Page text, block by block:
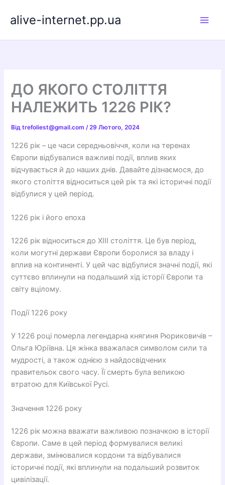
alive-internet.pp.ua
ДО ЯКОГО СТОЛІТТЯ
НАЛЕЖИТЬ 1226 РІК?
Відtrefoliest@gmail.com/29 Лютого, 2024
1226 рік – це часи середньовіччя, коли на теренах
Європи відбувалися важливі події, вплив яких
відчувається й до наших днів. Давайте дізнаємося, до
якого століття відноситься цей рік та які історичні події
відбулися у цей період.
1226 рік і його епоха
1226 рік відноситься до XIII століття. Це був період,
коли могутні держави Європи боролися за владу і
вплив на континенті. У цей час відбулися значні події, які
суттєво вплинули на подальший хід історії Європи та
світу вцілому.
Події 1226 року
У 1226 році померла легендарна княгиня Рюриковичів –
Ольга Юріївна. Ця жінка вважалася символом сили та
мудрості, а також однією з найдосвідчених
правительок свого часу. Її смерть була великою
втратою для Київської Русі.
Значення 1226 року
1226 рік можна вважати важливою позначкою в історії
Європи. Саме в цей період формувалися великі
держави, змінювалися кордони та відбувалися
історичні події, які вплинули на подальший розвиток
цивілізації.